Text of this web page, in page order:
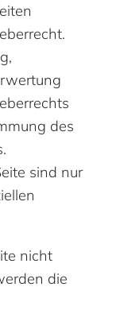
des
sind nur
nicht
die